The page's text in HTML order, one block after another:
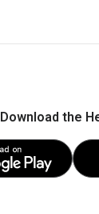
Download the